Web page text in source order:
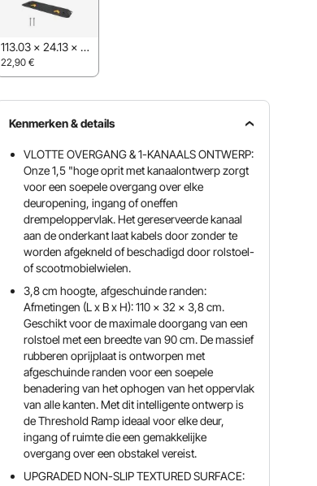
113.03 × 24.13 × 2.
54 cm
22,90 €
Kenmerken & details
VLOTTE OVERGANG & 1-KANAALS ONTWERP:
Onze 1,5 "hoge oprit met kanaalontwerp zorgt
voor een soepele overgang over elke
deuropening, ingang of oneffen
drempeloppervlak. Het gereserveerde kanaal
aan de onderkant laat kabels door zonder te
worden afgekneld of beschadigd door rolstoel-
of scootmobielwielen.
3,8 cm hoogte, afgeschuinde randen:
Afmetingen (L x B x H): 110 x 32 x 3,8 cm.
Geschikt voor de maximale doorgang van een
rolstoel met een breedte van 90 cm. De massief
rubberen oprijplaat is ontworpen met
afgeschuinde randen voor een soepele
benadering van het ophogen van het oppervlak
van alle kanten. Met dit intelligente ontwerp is
de Threshold Ramp ideaal voor elke deur,
ingang of ruimte die een gemakkelijke
overgang over een obstakel vereist.
UPGRADED NON-SLIP TEXTURED SURFACE: